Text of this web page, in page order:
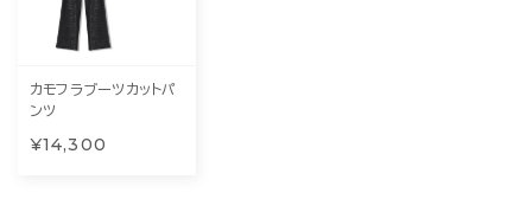
カモフラブーツカットパ
ンツ
¥14,300